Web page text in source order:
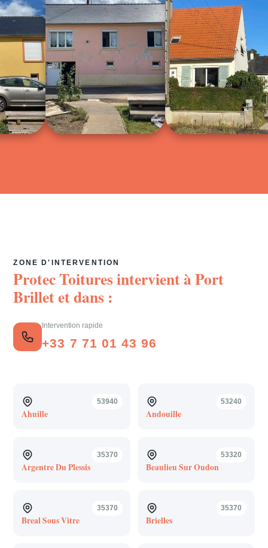
ZONE D'INTERVENTION
Protec Toitures intervient àPort
Brilletet dans :
Intervention rapide
+33 7 71 01 43 96
53940
Ahuille
53240
Andouille
35370
Argentre Du Plessis
53320
Beaulieu Sur Oudon
35370
Breal Sous Vitre
35370
Brielles